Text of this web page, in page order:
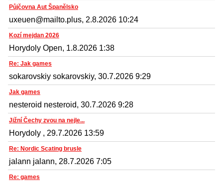
Půjčovna Aut Španělsko
uxeuen@mailto.plus, 2.8.2026 10:24
Kozí mejdan 2026
Horydoly Open, 1.8.2026 1:38
Re: Jak games
sokarovskiy sokarovskiy, 30.7.2026 9:29
Jak games
nesteroid nesteroid, 30.7.2026 9:28
Jižní Čechy zvou na nejle...
Horydoly , 29.7.2026 13:59
Re: Nordic Scating brusle
jalann jalann, 28.7.2026 7:05
Re: games